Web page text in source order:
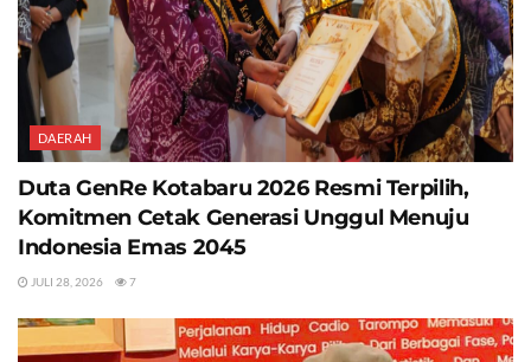
DAERAH
Duta GenRe Kotabaru 2026 Resmi Terpilih,
Komitmen Cetak Generasi Unggul Menuju
Indonesia Emas 2045
JULI 28, 2026 7